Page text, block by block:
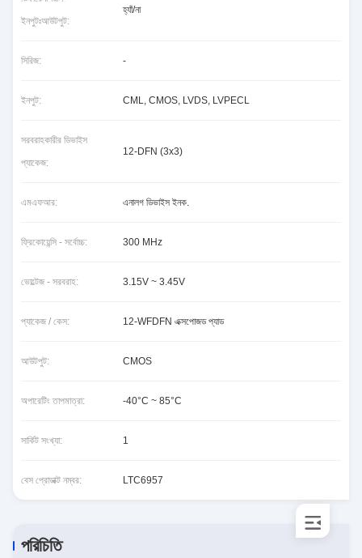
ইনপুটঃআউটপুট:
হ্যাঁ/না
সিরিজ: -
ইনপুট: CML, CMOS, LVDS, LVPECL
সরবরাহকারীর ডিভাইস
প্যাকেজ:
12-DFN (3x3)
এমএফআর: এনালগ ডিভাইস ইনক.
ফ্রিকোয়েন্সি - সর্বোচ্চ: 300 MHz
ভোল্টেজ - সরবরাহ: 3.15V ~ 3.45V
প্যাকেজ / কেস: 12-WFDFN এক্সপোজড প্যাড
আউটপুট: CMOS
অপারেটিং তাপমাত্রা: -40°C ~ 85°C
সার্কিট সংখ্যা: 1
বেস প্রোডাক্ট নম্বর: LTC6957
পরিচিতি